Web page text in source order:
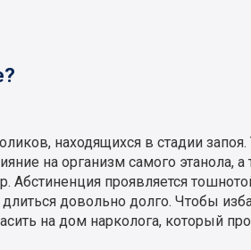
находящихся в стадии
на организм самого этанола,
проявляется
довольно долго. Чтобы
на дом нарколога, который